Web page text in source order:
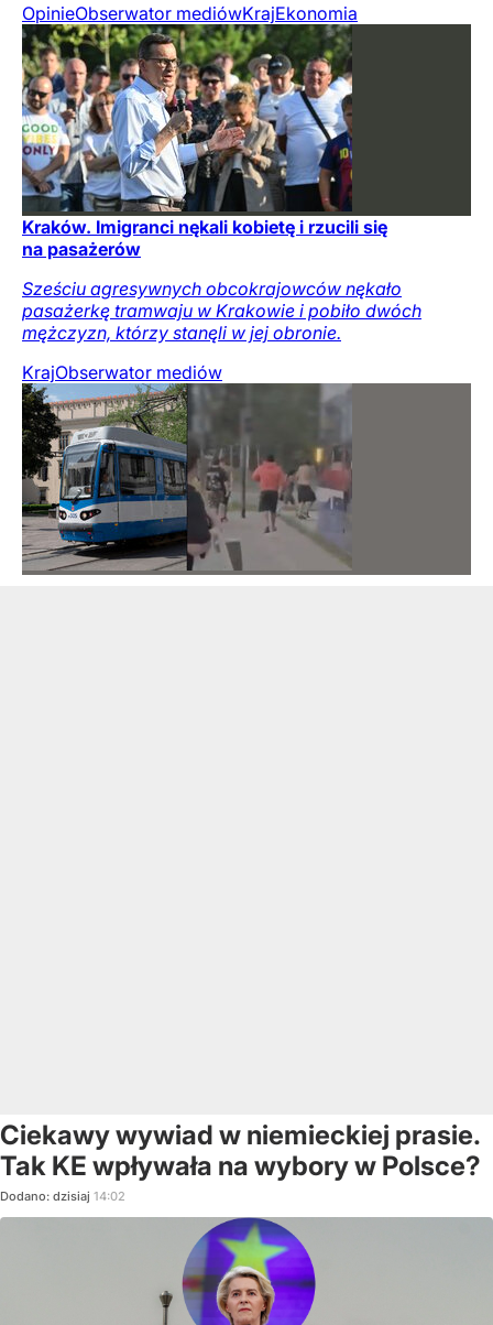
OpinieObserwator mediówKrajEkonomia
Kraków. Imigranci nękali kobietę i rzucili się
na pasażerów
Sześciu agresywnych obcokrajowców nękało
pasażerkę tramwaju w Krakowie i pobiło dwóch
mężczyzn, którzy stanęli w jej obronie.
KrajObserwator mediów
Ciekawy wywiad w niemieckiej prasie.
Tak KE wpływała na wybory w Polsce?
Dodano: dzisiaj 14:02